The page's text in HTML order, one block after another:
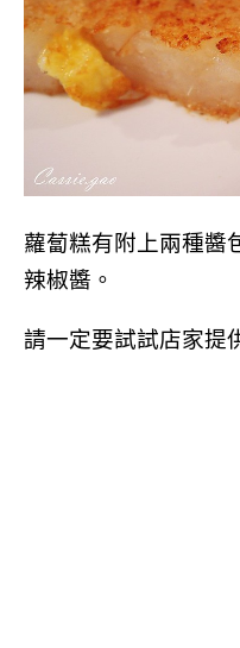
蘿蔔糕有附上兩種醬
辣椒醬。
請一定要試試店家提